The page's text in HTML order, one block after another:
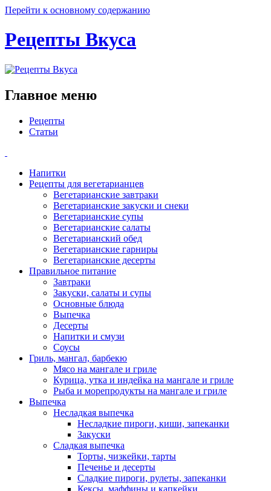
Перейти к основному содержанию
Рецепты Вкуса
Главное меню
Рецепты
Статьи
Напитки
Рецепты для вегетарианцев
Вегетарианские завтраки
Вегетарианские закуски и снеки
Вегетарианские супы
Вегетарианские салаты
Вегетарианский обед
Вегетарианские гарниры
Вегетарианские десерты
Правильное питание
Завтраки
Закуски, салаты и супы
Основные блюда
Выпечка
Десерты
Напитки и смузи
Соусы
Гриль, мангал, барбекю
Мясо на мангале и гриле
Курица, утка и индейка на мангале и гриле
Рыба и морепродукты на мангале и гриле
Выпечка
Несладкая выпечка
Несладкие пироги, киши, запеканки
Закуски
Сладкая выпечка
Торты, чизкейки, тарты
Печенье и десерты
Сладкие пироги, рулеты, запеканки
Кексы, маффины и капкейки